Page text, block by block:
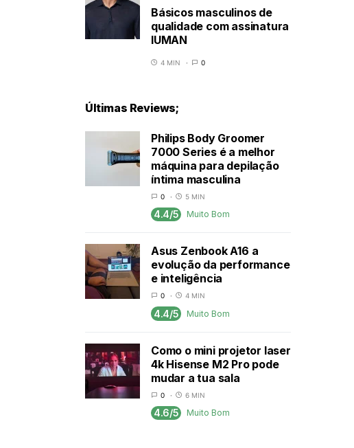
Básicos masculinos de
qualidade com assinatura
IUMAN
4 MIN 0
Últimas Reviews;
Philips Body Groomer
7000 Series é a melhor
máquina para depilação
íntima masculina
0 5 MIN
4.4/5 Muito Bom
Asus Zenbook A16 a
evolução da performance
e inteligência
0 4 MIN
4.4/5 Muito Bom
Como o mini projetor laser
4k Hisense M2 Pro pode
mudar a tua sala
0 6 MIN
4.6/5 Muito Bom